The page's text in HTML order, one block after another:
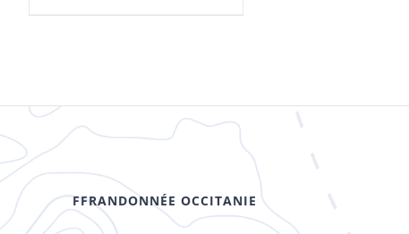
FFRANDONNÉE OCCITANIE